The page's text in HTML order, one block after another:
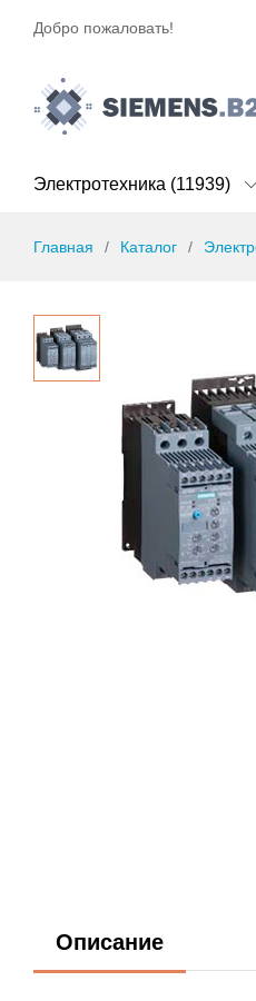
Добро пожаловать!
Электротехника (11939)
Главная Каталог
Описание